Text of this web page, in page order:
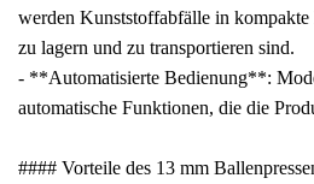
werden Kunststoffabfälle in kompakte
zu lagern und zu transportieren sind.
- **Automatisierte Bedienung**:
automatische Funktionen, die die
#### Vorteile des 13 mm